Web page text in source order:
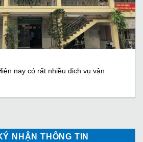
nay có rất nhiều dịch vụ vận
NHẬN THÔNG TIN